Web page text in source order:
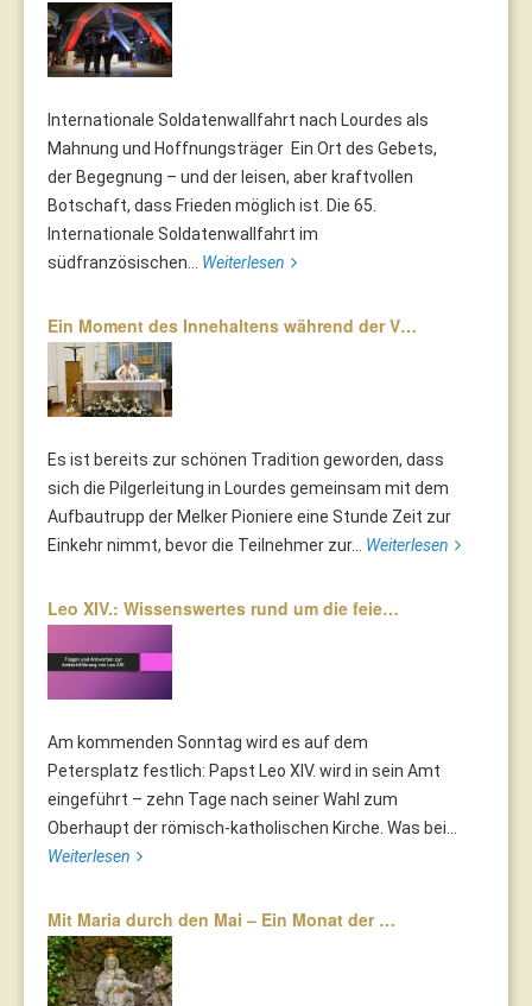
Internationale Soldatenwallfahrt nach Lourdes als
Mahnung und Hoffnungsträger Ein Ort des Gebets,
der Begegnung – und der leisen, aber kraftvollen
Botschaft, dass Frieden möglich ist. Die 65.
Internationale Soldatenwallfahrt im
südfranzösischen... Weiterlesen
Ein Moment des Innehaltens während der V…
Es ist bereits zur schönen Tradition geworden, dass
sich die Pilgerleitung in Lourdes gemeinsam mit dem
Aufbautrupp der Melker Pioniere eine Stunde Zeit zur
Einkehr nimmt, bevor die Teilnehmer zur... Weiterlesen
Leo XIV.: Wissenswertes rund um die feie…
Am kommenden Sonntag wird es auf dem
Petersplatz festlich: Papst Leo XIV. wird in sein Amt
eingeführt – zehn Tage nach seiner Wahl zum
Oberhaupt der römisch-katholischen Kirche. Was bei...
Weiterlesen
Mit Maria durch den Mai – Ein Monat der …